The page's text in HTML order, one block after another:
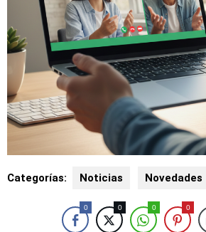
Categorías: Noticias Novedades
0 0 0 0